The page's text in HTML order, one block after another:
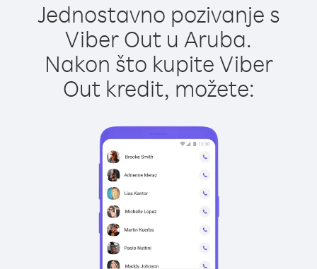
Jednostavno pozivanje s
Viber Out u Aruba.
Nakon što kupite Viber
Out kredit, možete: